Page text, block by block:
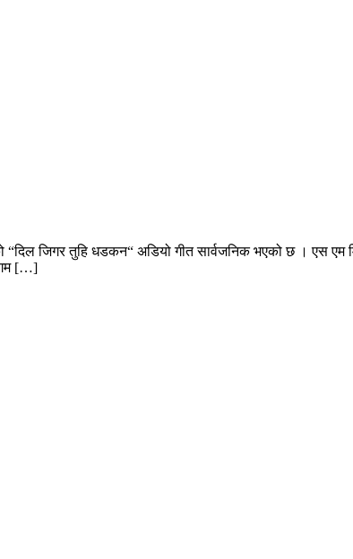
जिगर तुहि धडकन“ अडियो गीत सार्वजनिक भएको छ । एस एम
[…]